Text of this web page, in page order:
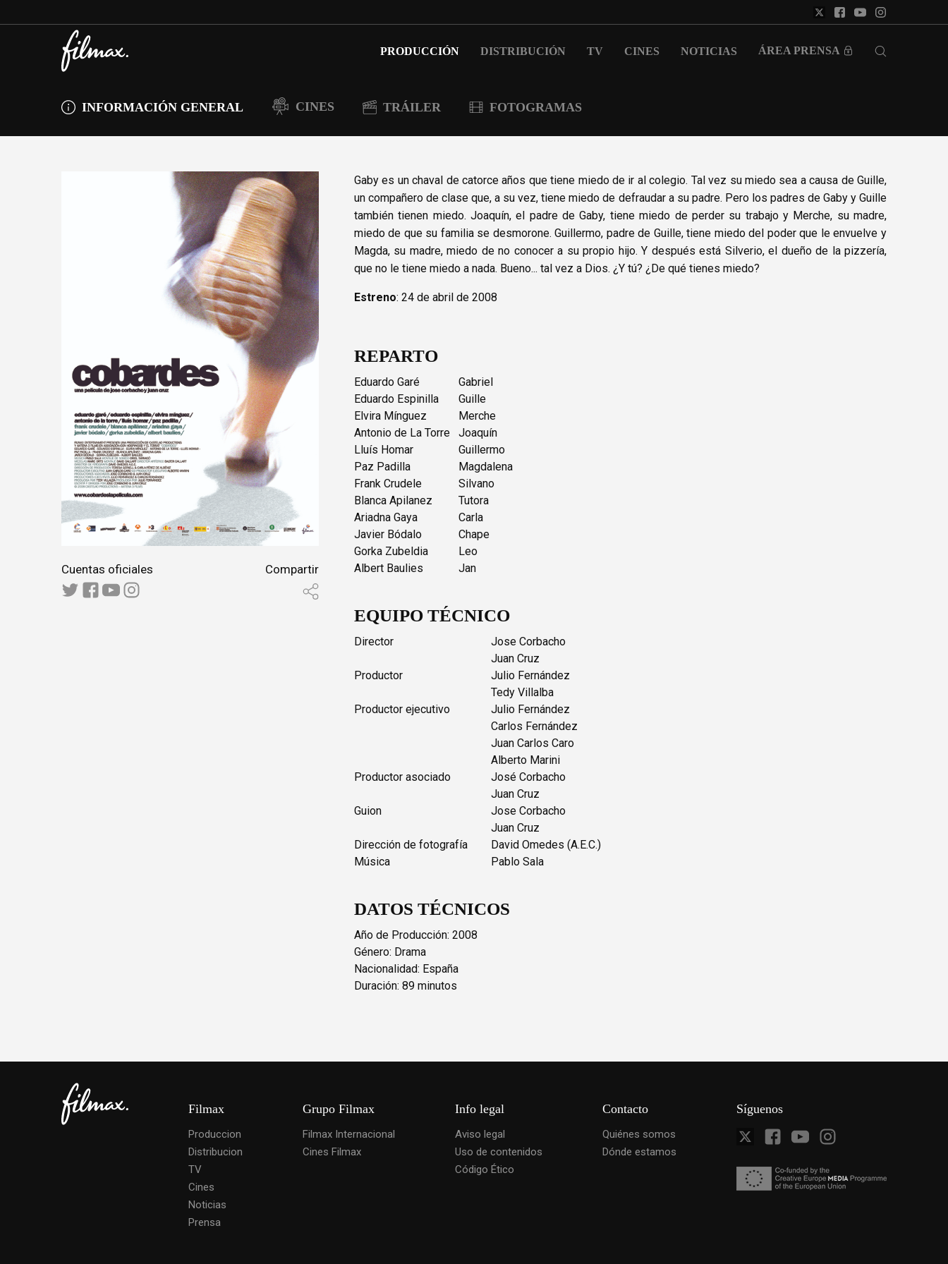
PRODUCCIÓN DISTRIBUCIÓN TV CINES NOTICIAS ÁREA PRENSA
INFORMACIÓN GENERAL CINES TRÁILER FOTOGRAMAS
Cuentas oficiales Compartir
Gaby es un chaval de catorce años que tiene miedo de ir al colegio. Tal vez su miedo sea a causa de Guille,
un compañero de clase que, a su vez, tiene miedo de defraudar a su padre. Pero los padres de Gaby y Guille
también tienen miedo. Joaquín, el padre de Gaby, tiene miedo de perder su trabajo y Merche, su madre,
miedo de que su familia se desmorone. Guillermo, padre de Guille, tiene miedo del poder que le envuelve y
Magda, su madre, miedo de no conocer a su propio hijo. Y después está Silverio, el dueño de la pizzería,
que no le tiene miedo a nada. Bueno... tal vez a Dios. ¿Y tú? ¿De qué tienes miedo?
Estreno: 24 de abril de 2008
REPARTO
Eduardo Garé
Gabriel
Eduardo Espinilla
Guille
Elvira Mínguez
Merche
Antonio de La Torre
Joaquín
Lluís Homar
Guillermo
Paz Padilla
Magdalena
Frank Crudele
Silvano
Blanca Apilanez
Tutora
Ariadna Gaya
Carla
Javier Bódalo
Chape
Gorka Zubeldia
Leo
Albert Baulies
Jan
EQUIPO TÉCNICO
Director
Jose Corbacho
Juan Cruz
Productor
Julio Fernández
Tedy Villalba
Productor ejecutivo
Julio Fernández
Carlos Fernández
Juan Carlos Caro
Alberto Marini
Productor asociado
José Corbacho
Juan Cruz
Guion
Jose Corbacho
Juan Cruz
Dirección de fotografía
David Omedes (A.E.C.)
Música
Pablo Sala
DATOS TÉCNICOS
Año de Producción: 2008
Género: Drama
Nacionalidad: España
Duración: 89 minutos
Filmax
Produccion
Distribucion
TV
Cines
Noticias
Prensa
Grupo Filmax
Filmax Internacional
Cines Filmax
Info legal
Aviso legal
Uso de contenidos
Código Ético
Contacto
Quiénes somos
Dónde estamos
Síguenos